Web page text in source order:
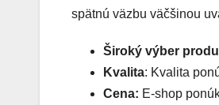
spätnú väzbu väčšinou
Široký výber
Kvalita: Kvalita
Cena: E-shop